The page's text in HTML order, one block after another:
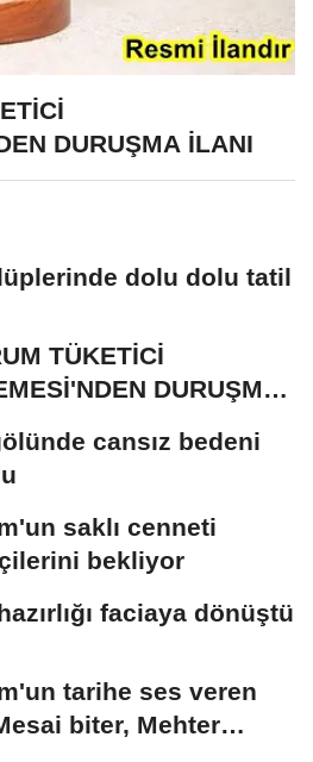
DURUŞMA İLANI
dolu dolu tatil
TÜKETİCİ
DURUŞMA
cansız bedeni
saklı cenneti
bekliyor
faciaya dönüştü
tarihe ses veren
biter, Mehter